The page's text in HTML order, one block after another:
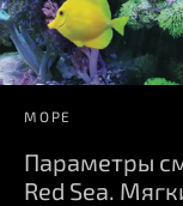
МОРЕ
Параметры
Red Sea.